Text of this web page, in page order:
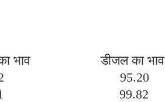
डीजल का भाव
95.20
99.82